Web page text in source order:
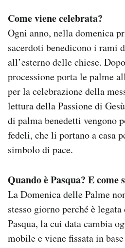
Come viene celebrata?
Ogni anno, nella domenica
sacerdoti benedicono i rami
all’esterno delle chiese.
processione porta le palme
per la celebrazione della
lettura della Passione di
di palma benedetti vengono
fedeli, che li portano a casa
simbolo di pace.
Quando è Pasqua? E come
La Domenica delle Palme
stesso giorno perché è
Pasqua, la cui data cambia
mobile e viene fissata in